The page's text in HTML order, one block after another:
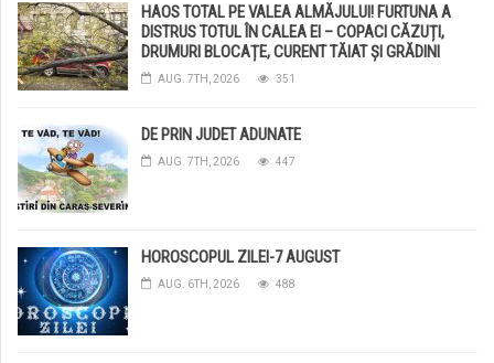
HAOS TOTAL PE VALEA ALMĂJULUI! FURTUNA A
DISTRUS TOTUL ÎN CALEA EI – COPACI CĂZUȚI,
DRUMURI BLOCAȚE, CURENT TĂIAT ȘI GRĂDINI
DISTRUSE DE GRINDINĂ!
AUG. 7TH, 2026 351
DE PRIN JUDET ADUNATE
AUG. 7TH, 2026 447
HOROSCOPUL ZILEI-7 AUGUST
AUG. 6TH, 2026 488